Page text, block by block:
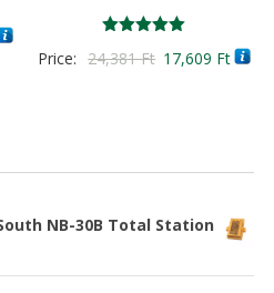
5.00
Price: 24,381Ft Original
17,609 Ft
NB-30B Total Station